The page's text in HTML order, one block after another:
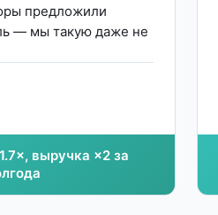
предложили
— мы такую даже не
выручка ×2 за